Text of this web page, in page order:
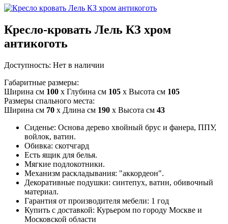
Кресло-кровать Лель КЗ хром
антикоготь
Доступность: Нет в наличии
Габаритные размеры:
Ширина см 100 x Глубина см 105 x Высота см 105
Размеры спального места:
Ширина см 70 x Длина см 190 x Высота см 43
Сиденье: Основа дерево хвойный брус и фанера, ППУ,
войлок, ватин.
Обивка: скотчгард
Есть ящик для белья.
Мягкие подлокотники.
Механизм раскладывания: "аккордеон".
Декоративные подушки: синтепух, ватин, обивочный
материал.
Гарантия от производителя мебели: 1 год
Купить с доставкой: Курьером по городу Москве и
Московской области